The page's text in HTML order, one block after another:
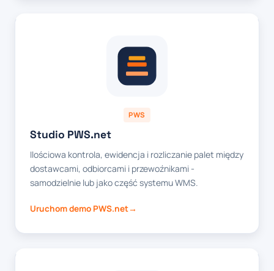
PWS
Studio PWS.net
Ilościowa kontrola, ewidencja i rozliczanie palet między
dostawcami, odbiorcami i przewoźnikami -
samodzielnie lub jako część systemu WMS.
Uruchom demo PWS.net